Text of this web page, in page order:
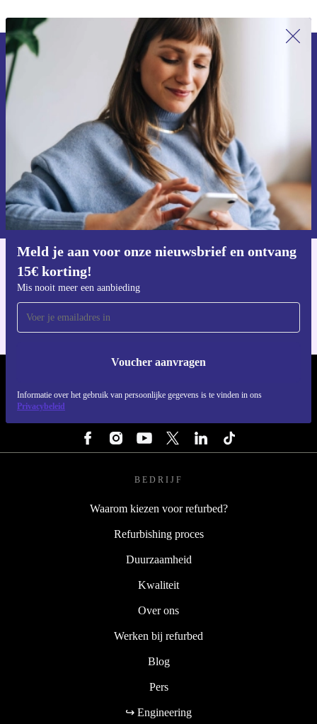
Meld je aan voor onze nieuwsbrief en ontvang
15€ korting!
Mis nooit meer een aanbieding
Voucher aanvragen
Informatie over het gebruik van persoonlijke gegevens is te vinden in ons
Privacybeleid
Meld je aan voor onze nieuwsbrief en
ontvang €15 korting!
Mis nooit meer een aanbieding.
Voucher aanvragen
Informatie over het gebruik van persoonsgegevens vind je in ons
privacybeleid.
Voor iOS en Android
BEDRIJF
Waarom kiezen voor refurbed?
Refurbishing proces
Duurzaamheid
Kwaliteit
Over ons
Werken bij refurbed
Blog
Pers
↪ Engineering